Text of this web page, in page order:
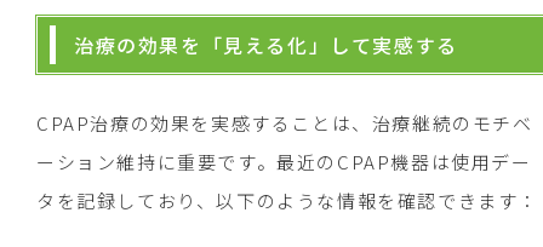
治療の効果を「見える化」して実感する
CPAP治療の効果を実感することは、治療継続のモチベ
ーション維持に重要です。最近のCPAP機器は使用デー
タを記録しており、以下のような情報を確認できます：